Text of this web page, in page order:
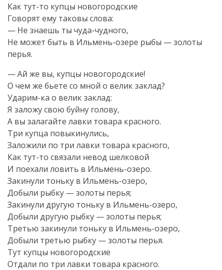
Как тут-то купцы новогородские
Говорят ему таковы слова:
— Не знаешь ты чуда-чудного,
Не может быть в Ильмень-озере рыбы — золоты
перья.
— Ай же вы, купцы новогородские!
О чем же бьете со мной о велик заклад?
Ударим-ка о велик заклад:
Я заложу свою буйну голову,
А вы залагайте лавки товара красного.
Три купца повыкинулись,
Заложили по три лавки товара красного,
Как тут-то связали невод шелковой
И поехали ловить в Ильмень-озеро.
Закинули тоньку в Ильмень-озеро,
Добыли рыбку — золоты перья;
Закинули другую тоньку в Ильмень-озеро,
Добыли другую рыбку — золоты перья;
Третью закинули тоньку в Ильмень-озеро,
Добыли третью рыбку — золоты перья.
Тут купцы новогородские
Отдали по три лавки товара красного.